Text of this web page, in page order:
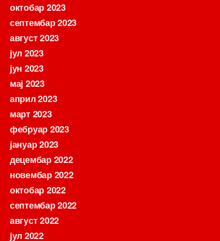
октобар 2023
септембар 2023
август 2023
јул 2023
јун 2023
мај 2023
април 2023
март 2023
фебруар 2023
јануар 2023
децембар 2022
новембар 2022
октобар 2022
септембар 2022
август 2022
јул 2022